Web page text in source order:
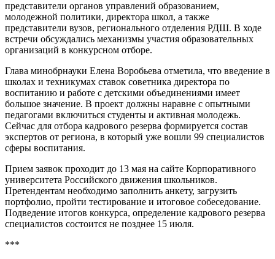
представители органов управлений образованием,
молодежной политики, директора школ, а также
представители вузов, регионального отделения РДШ. В ходе
встречи обсуждались механизмы участия образовательных
организаций в конкурсном отборе.
Глава минобрнауки Елена Воробьева отметила, что введение в
школах и техникумах ставок советника директора по
воспитанию и работе с детскими объединениями имеет
большое значение. В проект должны наравне с опытными
педагогами включиться студенты и активная молодежь.
Сейчас для отбора кадрового резерва формируется состав
экспертов от региона, в который уже вошли 99 специалистов
сферы воспитания.
Прием заявок проходит до 13 мая на сайте Корпоративного
университета Российского движения школьников.
Претендентам необходимо заполнить анкету, загрузить
портфолио, пройти тестирование и итоговое собеседование.
Подведение итогов конкурса, определение кадрового резерва
специалистов состоится не позднее 15 июля.
***